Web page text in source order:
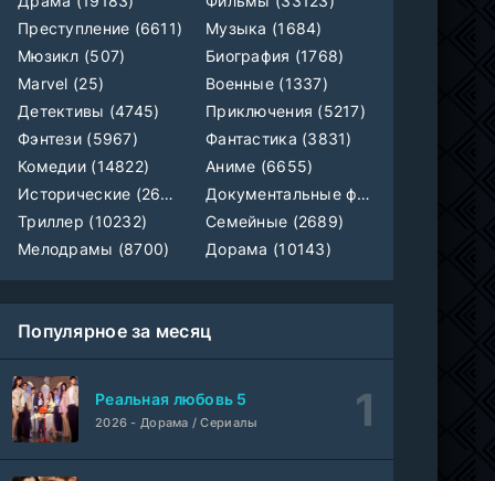
Лекция
WEB-Rip
серия
Многоголосый
Везунчик
DLRip
Монстрик Карамелька
Преступление (6611)
Музыка (1684)
Мюзикл (507)
Биография (1768)
Marvel (25)
Военные (1337)
Детективы (4745)
Приключения (5217)
Фэнтези (5967)
Фантастика (3831)
Комедии (14822)
Аниме (6655)
Исторические (2658)
Документальные фильмы (1923)
Триллер (10232)
Семейные (2689)
Мелодрамы (8700)
Дорама (10143)
Популярное за месяц
Реальная любовь 5
2026 - Дорама / Сериалы